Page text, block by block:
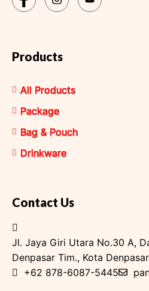
Products
All Products
Package
Bag & Pouch
Drinkware
Contact Us
Jl. Jaya Giri Utara No.30 A,
Denpasar Tim., Kota
+62 878-6087-5445